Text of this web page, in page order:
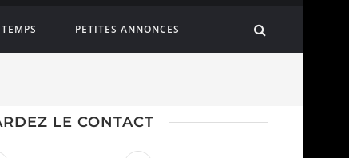
PETITES ANNONCES
LE CONTACT